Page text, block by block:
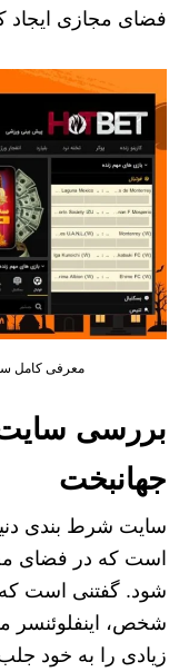
فضای مجازی ایجاد
معرفی کامل
بررسی
جهانبخت
سایت شرط بندی
است که در فضای
شود. گفتنی است که
شخص، اینفلوئنسر
زیادی را به خود